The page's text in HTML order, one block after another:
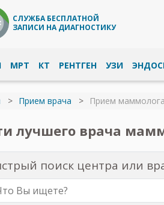
СЛУЖБА БЕСПЛАТНОЙ
ЗАПИСИ НА ДИАГНОСТИКУ
МРТ КТ РЕНТГЕН УЗИ
Прием врача Прием маммолога
лучшего врача
поиск центра или